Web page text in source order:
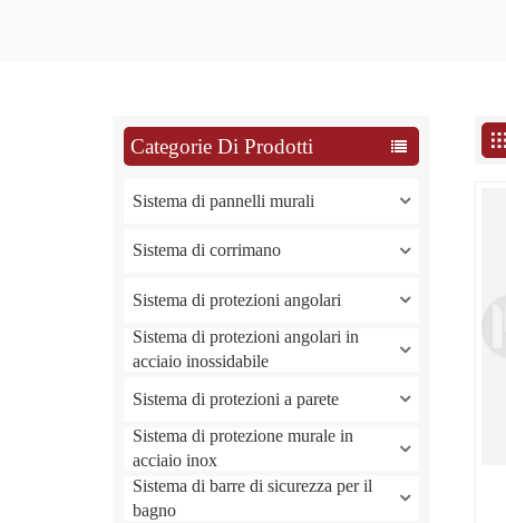
Categorie Di Prodotti
Sistema di pannelli murali
Sistema di corrimano
Sistema di protezioni angolari
Sistema di protezioni angolari in
acciaio inossidabile
Sistema di protezioni a parete
Sistema di protezione murale in
acciaio inox
Sistema di barre di sicurezza per il
bagno